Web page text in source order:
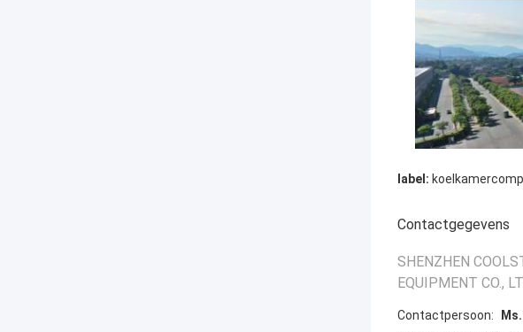
label:
Contactgegevens
SHENZHEN
EQUIPMENT CO.,
Contactpersoon: